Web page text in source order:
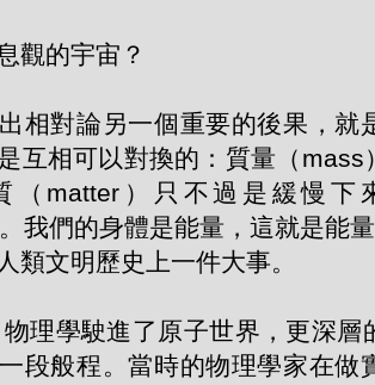
觀的宇宙？
相對論另一個重要的後果，就
互相可以對換的：質量（mass
（matter）只不過是緩慢下
。我們的身體是能量，這就是能
類文明歷史上一件大事。
理學駛進了原子世界，更深層
段般程。當時的物理學家在做